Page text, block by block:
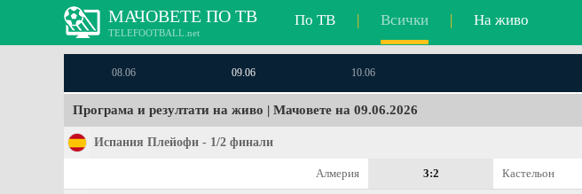
МАЧОВЕТЕ ПО ТВ
TELEFOOTBALL.net
По ТВ | Всички | На живо
08.06 09.06 10.06
Програма и резултати на живо | Мачовете на 09.06.2026
Испания Плейофи - 1/2 финали
Алмерия 3:2 Кастельон